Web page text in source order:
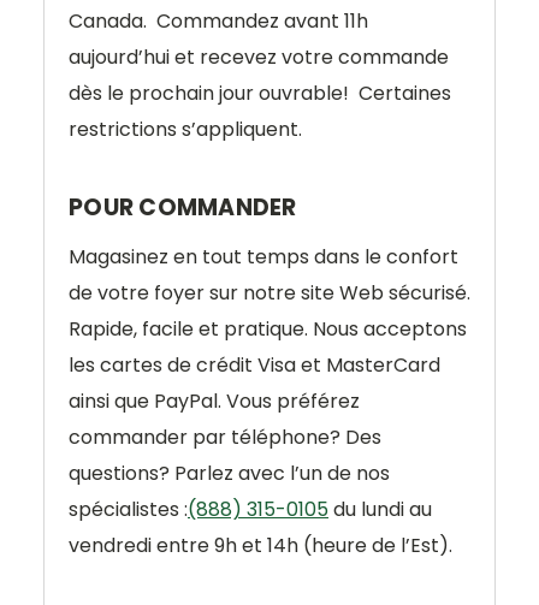
Canada. Commandez avant 11h
aujourd’hui et recevez votre commande
dès le prochain jour ouvrable! Certaines
restrictions s’appliquent.
POUR COMMANDER
Magasinez en tout temps dans le confort
de votre foyer sur notre site Web sécurisé.
Rapide, facile et pratique. Nous acceptons
les cartes de crédit Visa et MasterCard
ainsi que PayPal. Vous préférez
commander par téléphone? Des
questions? Parlez avec l’un de nos
spécialistes :(888) 315-0105du lundi au
vendredi entre 9h et 14h (heure de l’Est).